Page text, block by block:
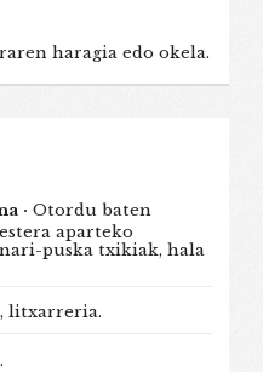
haragia edo okela.
· Otordu baten
aparteko
puska txikiak, hala
litxarreria.